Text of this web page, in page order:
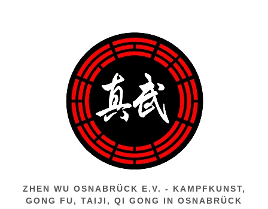
ZHEN WU OSNABRÜCK E.V. - KAMPFKUNST,
GONG FU, TAIJI, QI GONG IN OSNABRÜCK